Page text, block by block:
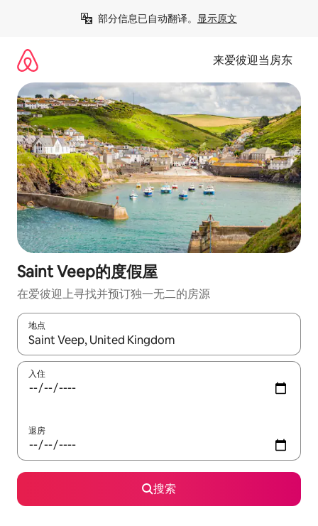
部分信息已自动翻译。 显示原文
来爱彼迎当房东
Saint Veep的度假屋
在爱彼迎上寻找并预订独一无二的房源
地点
如有搜索结果，请使用上下方向键查看，或通过点击或滑动手势
入住
退房
搜索